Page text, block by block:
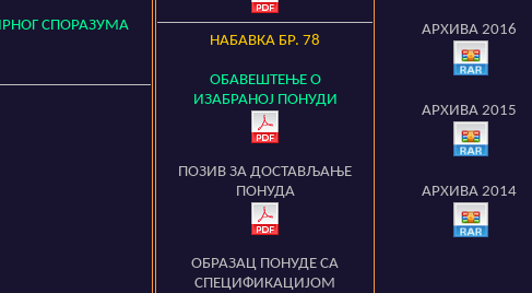
СПОРАЗУМА
НАБАВКА БР. 78
ОБАВЕШТЕЊЕ О
ИЗАБРАНОЈ ПОНУДИ
ПОЗИВ ЗА ДОСТАВЉАЊЕ
ПОНУДА
ОБРАЗАЦ ПОНУДЕ СА
СПЕЦИФИКАЦИЈОМ
АРХИВА 2016
АРХИВА 2015
АРХИВА 2014